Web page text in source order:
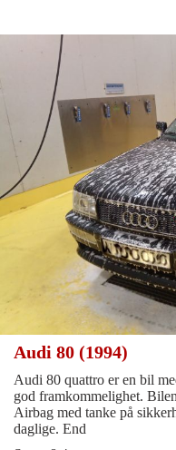
Audi 80 (1994)
Audi 80 quattro er en bil
god framkommelighet.
Airbag med tanke på
daglige. End